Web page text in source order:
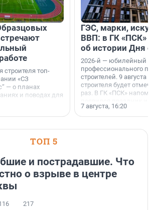
строителя топ-
«СЗ
— о планах
и поводах для
ГЭС, марки,
ВВП: в ГК «ПСК»
об истории Дня
2026-й — юбилейный
профессионального
строителей. 9 августа
строителя будет
раз. В ГК «ПСК»
поменялась роль
7 августа, 16:20
ТОП 5
и пострадавшие. Что
о взрыве в центре
217